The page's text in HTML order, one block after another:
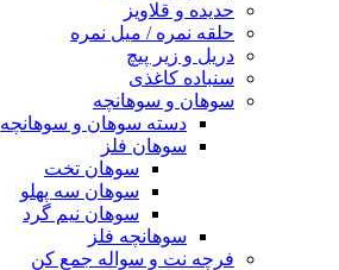
حدیده و قلاویز
حلقه نمره / میل نمره
دریل و زیر پیچ
سنباده کاغذی
سوهان و سوهانچه
دسته سوهان و سوهانچه
سوهان فلز
سوهان تخت
سوهان سه پهلو
سوهان نیم گرد
سوهانچه فلز
فرچه نت و سواله جمع کن